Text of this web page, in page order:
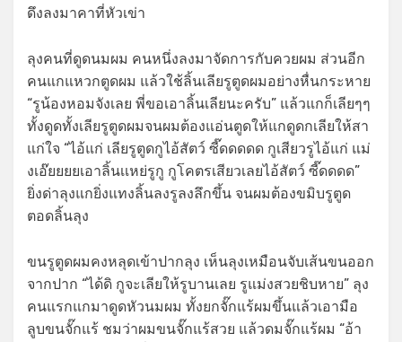
ดึงลงมาคาที่หัวเข่า
ลุงคนที่ดูดนมผม คนหนึ่งลงมาจัดการกับควยผม ส่วนอีก
คนแกแหวกตูดผม แล้วใช้ลิ้นเลียรูตูดผมอย่างหื่นกระหาย
“รูน้องหอมจังเลย พี่ขอเอาลิ้นเลียนะครับ” แล้วแกก็เลียๆๆ
ทั้งดูดทั้งเลียรูตูดผมจนผมต้องแอ่นตูดให้แกดูดกเลียให้สา
แก่ใจ “ไอ้แก่ เลียรูตูดกูไอ้สัตว์ ซี๊ดดดดด กูเสียวรูไอ้แก่ แม่
งเอ๊ยยยยเอาลิ้นเเหย่รูกู กูโคตรเสียวเลยไอ้สัตว์ ซี๊ดดดด”
ยิ่งด่าลุงแกยิ่งแทงลิ้นลงรูลงลึกขึ้น จนผมต้องขมิบรูตูด
ตอดลิ้นลุง
ขนรูตูดผมคงหลุดเข้าปากลุง เห็นลุงเหมือนจับเส้นขนออก
จากปาก “ได้ดิ กูจะเลียให้รูบานเลย รูแม่งสวยชิบหาย” ลุง
คนแรกแกมาดูดหัวนมผม ทั้งยกจั๊กแร้ผมขึ้นแล้วเอามือ
ลูบขนจั๊กแร้ ชมว่าผมขนจั๊กแร้สวย แล้วดมจั๊กแร้ผม “อ้า